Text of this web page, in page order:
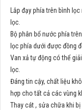
Lắp đạy phía trên bình
lọc.
Bộ phân bổ nước phía
lọc phía dưới được đồng
Van xả tự động có thể
lọc.
Đáng tin cậy, chất liệu
hợp cho tất cả các vùng
Thay cát , sửa chữa khi